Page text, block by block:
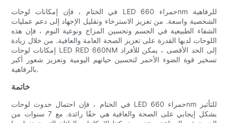
في الختام ، فإن إمكانات لوحات LED حمراء 660nm للرفاهية
الشخصية واسعة. من تعزيز الاسترخاء وتقليل الإجهاد إلى دعم عمليات
الشفاء الطبيعية في الجسم وتحسين المزاج ونوعية النوم ، فإن هذه
اللوحات لديها القدرة على تعزيز الصحة العامة والعافية. من خلال زيادة
إمكانات لوحات LED RED 660NM إلى الحد الأقصى ، يمكن للأفراد
تسخير قوة الضوء الأحمر لتحسين حياتهم اليومية وتعزيز شعور أكبر
بالرفاهية.
خاتمة
في الختام ، فإن احتمال حدوث لوحات LED حمراء 660nm للتأثير
بشكل إيجابي على الصحة والعافية هي حقًا رائدة. مع 7 سنوات من